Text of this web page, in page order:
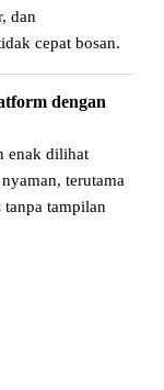
dan
cepat bosan.
dengan
enak dilihat
terutama
tampilan